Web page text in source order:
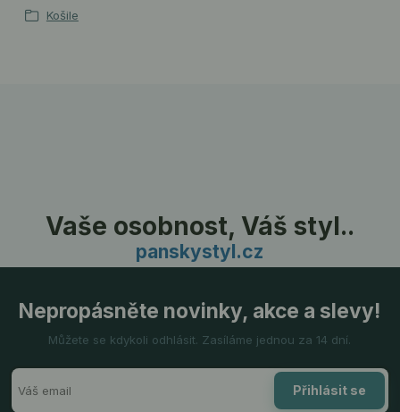
Košile
Vaše osobnost, Váš styl..
panskystyl.cz
Nepropásněte novinky, akce a slevy!
Můžete se kdykoli odhlásit. Zasíláme jednou za 14 dní.
Přihlásit se